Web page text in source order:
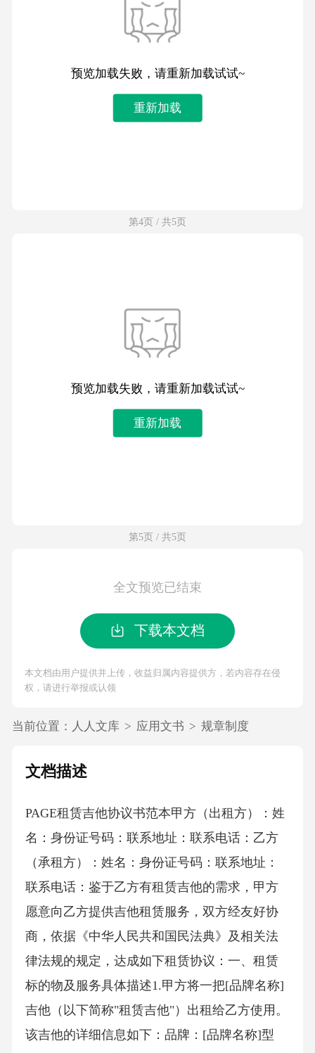
预览加载失败，请重新加载试试~
重新加载
第4页 / 共5页
预览加载失败，请重新加载试试~
重新加载
第5页 / 共5页
全文预览已结束
下载本文档
本文档由用户提供并上传，收益归属内容提供方，若内容存在侵
权，请进行举报或认领
当前位置： 人人文库 > 应用文书 > 规章制度
文档描述
PAGE租赁吉他协议书范本 甲方（出租方）：姓
名：身份证号码：联系地址：联系电话：乙方
（承租方）：姓名：身份证号码：联系地址：
联系电话：鉴于乙方有租赁吉他的需求，甲方
愿意向乙方提供吉他租赁服务，双方经友好协
商，依据《中华人民共和国民法典》及相关法
律法规的规定，达成如下租赁协议：一、租赁
标的物及服务具体描述1.甲方将一把[品牌名称]
吉他（以下简称"租赁吉他"）出租给乙方使用。
该吉他的详细信息如下：品牌：[品牌名称]型